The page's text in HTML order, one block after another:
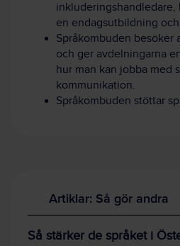
inkluderingshandledare,
en endagsutbildning
Språkombuden besöker
och ger avdelningarna
hur man kan jobba med
kommunikation.
Språkombuden stöttar
Artiklar: Så gör andra
Så stärker de språket i